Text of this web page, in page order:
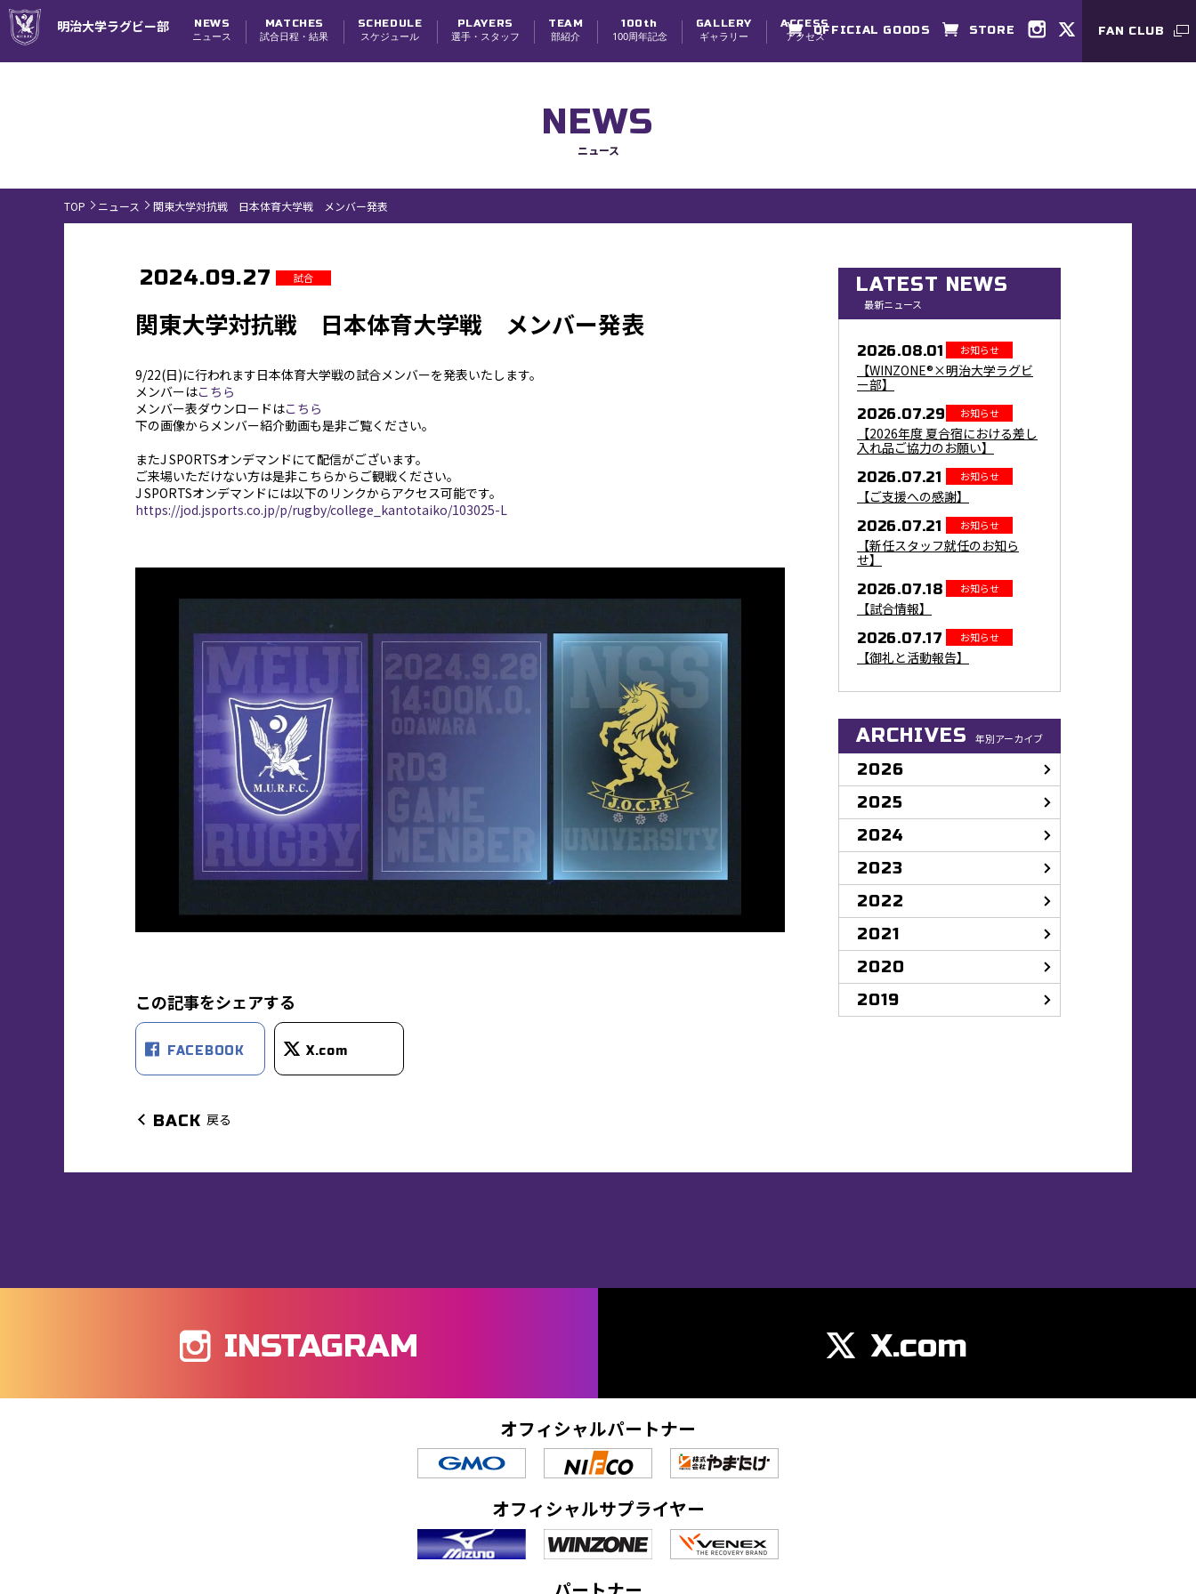
明治大学ラグビー部 NEWS
ニュース
MATCHES
試合日程・結果
SCHEDULE
スケジュール
PLAYERS
選手・スタッフ
TEAM
部紹介
100th
100周年記念
GALLERY
ギャラリー
ACCESS
アクセスOFFICIAL GOODS STORE FAN CLUB
NEWS
ニュース
TOP ニュース 関東大学対抗戦 日本体育大学戦 メンバー発表
2024.09.27 試合
関東大学対抗戦 日本体育大学戦 メンバー発表
9/22(日)に行われます日本体育大学戦の試合メンバーを発表いたします。
メンバーはこちら
メンバー表ダウンロードはこちら
下の画像からメンバー紹介動画も是非ご覧ください。
またJ SPORTSオンデマンドにて配信がございます。
ご来場いただけない方は是非こちらからご観戦ください。
J SPORTSオンデマンドには以下のリンクからアクセス可能です。
https://jod.jsports.co.jp/p/rugby/college_kantotaiko/103025-L
この記事をシェアする
FACEBOOK X.com
BACK 戻る
LATEST NEWS
最新ニュース
2026.08.01 お知らせ
【WINZONE®×明治大学ラグビ
ー部】
2026.07.29 お知らせ
【2026年度 夏合宿における差し
入れ品ご協力のお願い】
2026.07.21 お知らせ
【ご支援への感謝】
2026.07.21 お知らせ
【新任スタッフ就任のお知ら
せ】
2026.07.18 お知らせ
【試合情報】
2026.07.17 お知らせ
【御礼と活動報告】
ARCHIVES 年別アーカイブ
2026
2025
2024
2023
2022
2021
2020
2019
INSTAGRAM X.com
オフィシャルパートナー
オフィシャルサプライヤー